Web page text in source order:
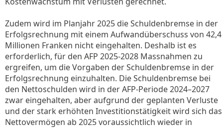
Zudem wird im Planjahr 2025 die Schuldenbremse in der
Erfolgsrechnung mit einem Aufwandüberschuss von 42,4
Millionen Franken nicht eingehalten. Deshalb ist es
erforderlich, für den AFP 2025-2028 Massnahmen zu
ergreifen, um die Vorgaben der Schuldenbremse in der
Erfolgsrechnung einzuhalten. Die Schuldenbremse bei
den Nettoschulden wird in der AFP-Periode 2024–2027
zwar eingehalten, aber aufgrund der geplanten Verluste
und der stark erhöhten Investitionstätigkeit wird sich das
Nettovermögen ab 2025 voraussichtlich wieder in